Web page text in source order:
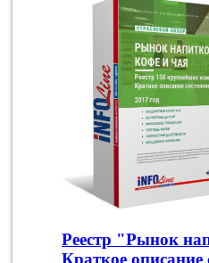
Реестр "Рынок
Краткое описание